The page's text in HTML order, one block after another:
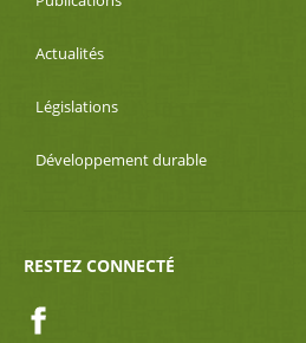
Actualités
Législations
Développement durable
RESTEZ CONNECTÉ